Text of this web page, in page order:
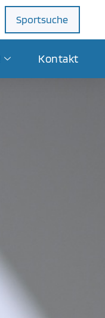
Sportsuche
Kontakt